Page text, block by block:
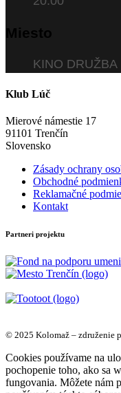
Miesto
KINO DRUŽBA
Klub Lúč
Mierové námestie 17
91101 Trenčín
Slovensko
Zásady ochrany
Obchodné
Reklamačné
Kontakt
Partneri projektu
© 2025 Kolomaž – združenie
Cookies používame na
pochopenie toho, ako sa
fungovania. Môžete nám